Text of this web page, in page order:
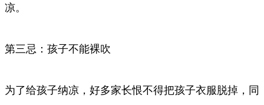
凉。
第三忌：孩子不能裸吹
为了给孩子纳凉，好多家长恨不得把孩子衣服脱掉，同